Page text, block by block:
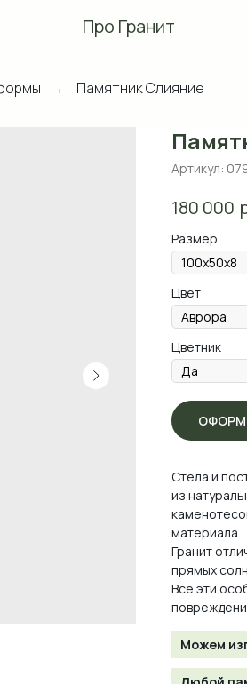
Про Гранит
→ Памятник Слияние
Артикул:
180 000
Размер
Цвет
Цветник
Стела и
из
материала.
Гранит
прямых
Все эти
Можем